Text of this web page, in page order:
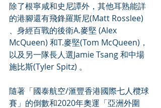
除了根寧咸和史尼譚外，其他耳熟能詳
的港腳還有飛鋒羅斯尼(Matt Rosslee)
、身經百戰的後衛A.麥堅 (Alex
McQueen) 和T.麥堅(Tom McQueen)，
以及另一隊長人選Jamie Tsang 和中場
施比斯(Tyler Spitz) 。
隨著「國泰航空/滙豐香港國際七人欖球
賽」的倒數和2020年奧運「亞洲外圍